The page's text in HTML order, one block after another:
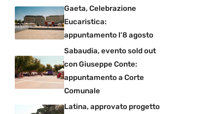
Gaeta, Celebrazione
Eucaristica:
appuntamento l’8 agosto
Sabaudia, evento sold out
con Giuseppe Conte:
appuntamento a Corte
Comunale
Latina, approvato progetto